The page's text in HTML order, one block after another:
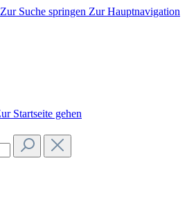
Zur Suche springen Zur Hauptnavigation